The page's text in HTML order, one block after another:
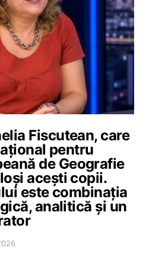
Fiscutean, care
pentru
de Geografie
acești copii.
este combinația
analitică și un